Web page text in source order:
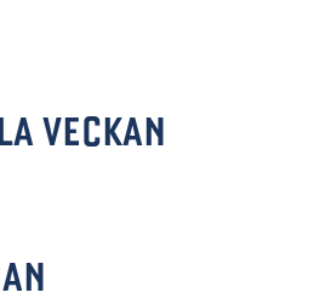
VECKAN